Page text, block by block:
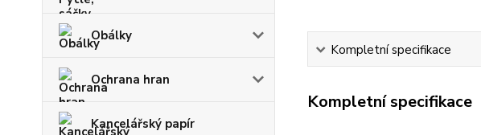
Obálky
Ochrana hran
Kancelářský papír
Kompletní specifikace
Kompletní specifikace